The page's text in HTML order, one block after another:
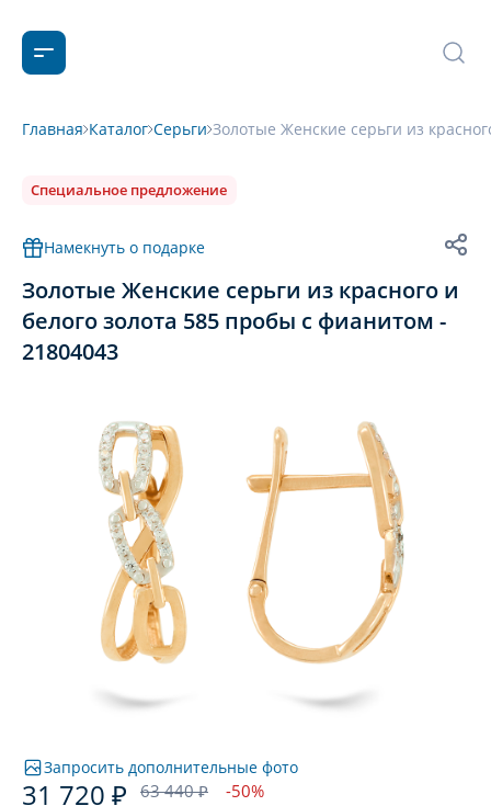
Главная Каталог Серьги Золотые Женские серьги из
Специальное предложение
Намекнуть о подарке
Золотые Женские серьги из красного и
белого золота 585 пробы с фианитом -
21804043
Запросить дополнительные фото
31 720 ₽ 63 440 ₽ -50%